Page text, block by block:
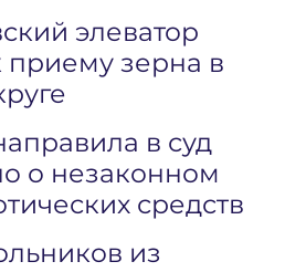
элеватор
приему зерна в
в суд
о незаконном
средств
из